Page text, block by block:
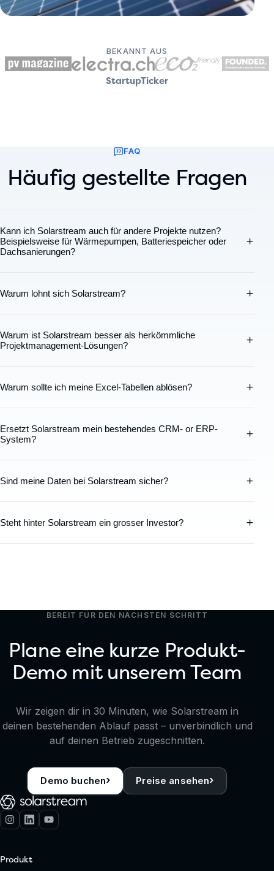
BEKANNT AUS
StartupTicker
FAQ
Häufig gestellte Fragen
Kann ich Solarstream auch für andere Projekte nutzen?
Beispielsweise für Wärmepumpen, Batteriespeicher oder
Dachsanierungen?
Warum lohnt sich Solarstream?
Warum ist Solarstream besser als herkömmliche
Projektmanagement-Lösungen?
Warum sollte ich meine Excel-Tabellen ablösen?
Ersetzt Solarstream mein bestehendes CRM- or ERP-
System?
Sind meine Daten bei Solarstream sicher?
Steht hinter Solarstream ein grosser Investor?
BEREIT FÜR DEN NÄCHSTEN SCHRITT
Plane eine kurze Produkt-
Demo mit unserem Team
Wir zeigen dir in 30 Minuten, wie Solarstream in
deinen bestehenden Ablauf passt – unverbindlich und
auf deinen Betrieb zugeschnitten.
Demo buchen› Preise ansehen›
Produkt